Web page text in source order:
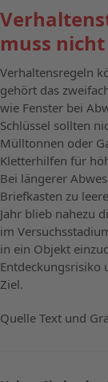
muss
Verhaltensregeln
gehört das
wie Fenster bei
Schlüssel sollten
Mülltonnen oder
Kletterhilfen für
Bei längerer
Briefkasten zu
Jahr blieb nahezu
im
in ein Objekt
Entdeckungsrisiko
Ziel.
Quelle Text und